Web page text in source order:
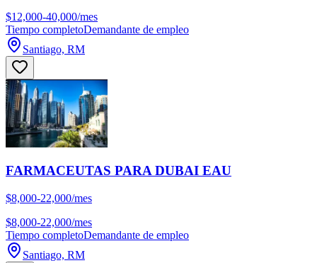
$12,000-40,000/mes
Tiempo completoDemandante de empleo
Santiago, RM
FARMACEUTAS PARA DUBAI EAU
$8,000-22,000/mes
$8,000-22,000/mes
Tiempo completoDemandante de empleo
Santiago, RM